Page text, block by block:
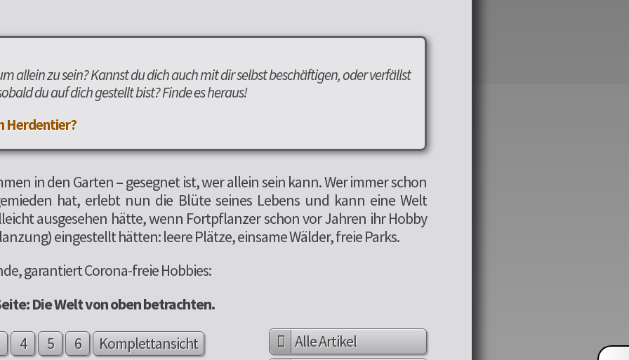
allein zu sein? Kannst du dich auch mit dir selbst beschäftigen, oder verfällst
du auf dich gestellt bist? Finde es heraus!
Herdentier?
in den Garten – gesegnet ist, wer allein sein kann. Wer immer schon
hat, erlebt nun die Blüte seines Lebens und kann eine Welt
ausgesehen hätte, wenn Fortpflanzer schon vor Jahren ihr Hobby
eingestellt hätten: leere Plätze, einsame Wälder, freie Parks.
garantiert Corona-freie Hobbies:
Die Welt von oben betrachten.
4 5 6 Komplettansicht
Alle Artikel